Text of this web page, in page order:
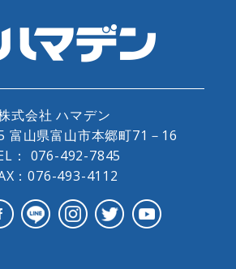
式会社 ハマデン
富山県富山市本郷町71－16
： 076-492-7845
：076-493-4112